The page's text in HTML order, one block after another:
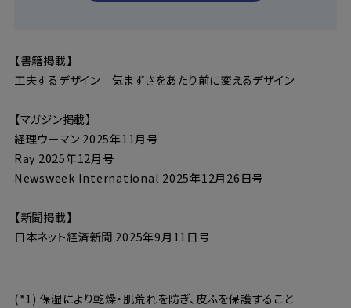
【書籍掲載】
工夫するデザイン 気まずさをあたり前に変えるデザイン
【マガジン掲載】
経理ウーマン 2025年11月号
Ray 2025年12月号
Newsweek International 2025年12月26日号
【新聞掲載】
日本ネット経済新聞 2025年9月11日号
(*1) 保湿により乾燥・肌荒れを防ぎ、皮ふを保護すること